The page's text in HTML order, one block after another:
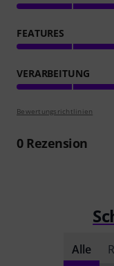
FEATURES
VERARBEITUNG
Bewertungsrichtlinien
0Rezension
Alle